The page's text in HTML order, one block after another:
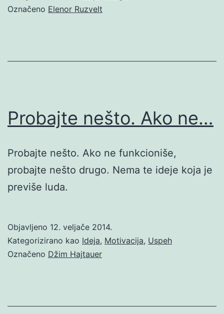
Označeno Elenor Ruzvelt
Probajte nešto. Ako ne…
Probajte nešto. Ako ne funkcioniše,
probajte nešto drugo. Nema te ideje koja je
previše luda.
Objavljeno 12. veljače 2014.
Kategorizirano kao Ideja, Motivacija, Uspeh
Označeno Džim Hajtauer